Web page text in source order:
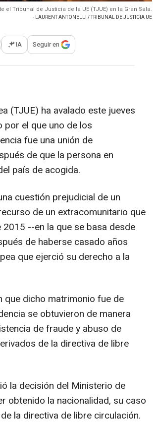
el Tribunal de Justicia de la UE (TJUE) en la Gran Sala.
- LAURENT ANTONELLI / TRIBUNAL DE JUSTICIA UE
opciones para compartir
IA Seguir en
(TJUE) ha avalado este jueves
por el que uno de los
fue una unión de
de que la persona en
país de acogida.
cuestión prejudicial de un
de un extracomunitario que
--en la que se basa desde
de haberse casado años
que ejerció su derecho a la
que dicho matrimonio fue de
se obtuvieron de manera
de fraude y abuso de
de la directiva de libre
la decisión del Ministerio de
obtenido la nacionalidad, su caso
la directiva de libre circulación.